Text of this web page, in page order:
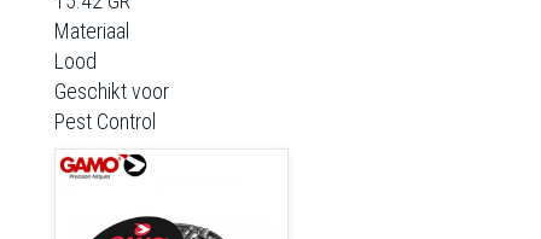
Materiaal
Lood
Geschikt voor
Pest Control